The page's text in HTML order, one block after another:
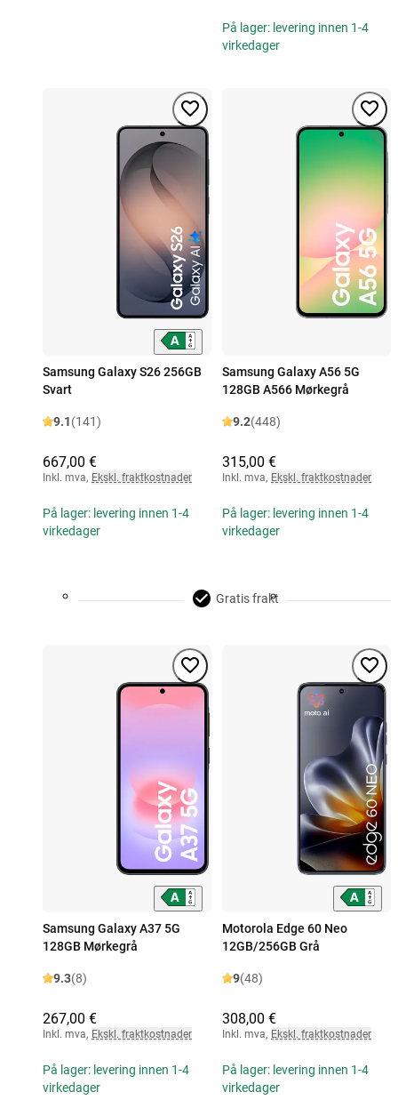
På lager: levering innen 1-4
virkedager
Samsung Galaxy S26 256GB
Svart
9.1(141)
667,00 €
Inkl. mva, Ekskl. fraktkostnader
På lager: levering innen 1-4
virkedager
Samsung Galaxy A56 5G
128GB A566 Mørkegrå
9.2(448)
315,00 €
Inkl. mva, Ekskl. fraktkostnader
På lager: levering innen 1-4
virkedager
Gratis frakt
Samsung Galaxy A37 5G
128GB Mørkegrå
9.3(8)
267,00 €
Inkl. mva, Ekskl. fraktkostnader
På lager: levering innen 1-4
virkedager
Motorola Edge 60 Neo
12GB/256GB Grå
9(48)
308,00 €
Inkl. mva, Ekskl. fraktkostnader
På lager: levering innen 1-4
virkedager